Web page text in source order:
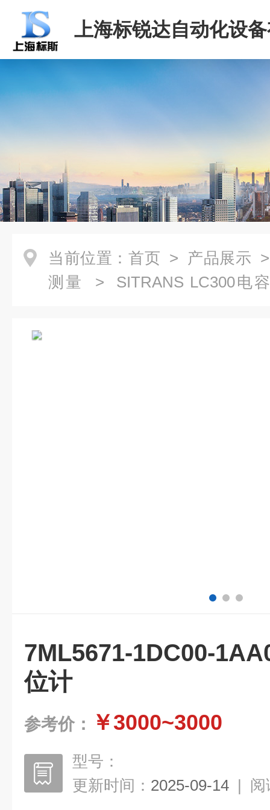
上海标锐达自动化设
司
当前位置： 首页 > 产品展示
测量
> SITRANS LC300电
7ML5671-1DC00-
位计
参考价： ￥3000~3000
型号：
更新时间： 2025-09-14 | 阅